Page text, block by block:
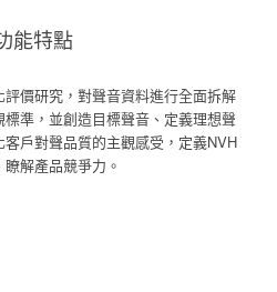
能特點
價研究，對聲音資料進行全面拆解
準，並創造目標聲音、定義理想聲
戶對聲品質的主觀感受，定義NVH
解產品競爭力。